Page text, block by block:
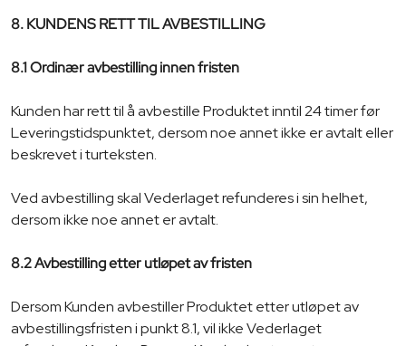
8. KUNDENS RETT TIL AVBESTILLING
8.1 Ordinær avbestilling innen fristen
Kunden har rett til å avbestille Produktet inntil 24 timer før
Leveringstidspunktet, dersom noe annet ikke er avtalt eller
beskrevet i turteksten.
Ved avbestilling skal Vederlaget refunderes i sin helhet,
dersom ikke noe annet er avtalt.
8.2 Avbestilling etter utløpet av fristen
Dersom Kunden avbestiller Produktet etter utløpet av
avbestillingsfristen i punkt 8.1, vil ikke Vederlaget